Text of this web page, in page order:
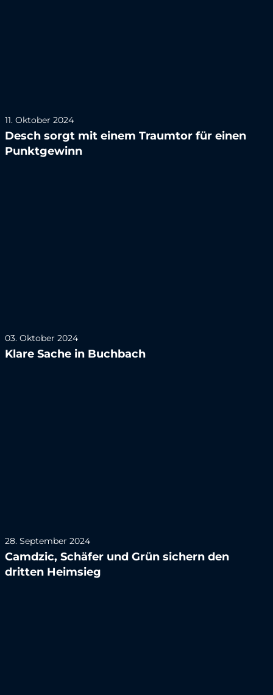
11. Oktober 2024
Desch sorgt mit einem Traumtor für einen
Punktgewinn
03. Oktober 2024
Klare Sache in Buchbach
28. September 2024
Camdzic, Schäfer und Grün sichern den
dritten Heimsieg